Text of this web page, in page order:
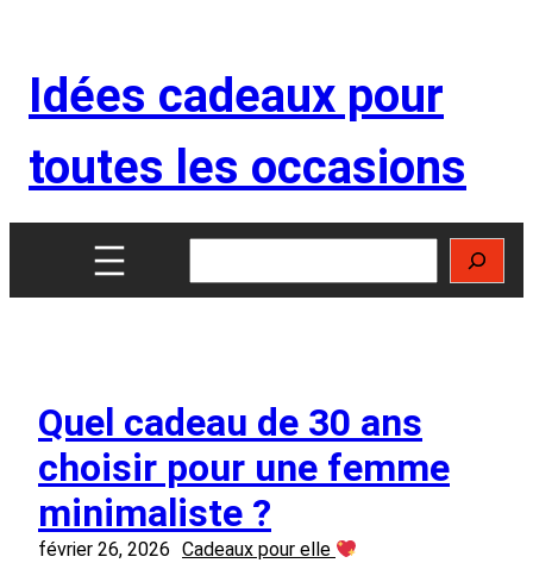
contenu
Idées cadeaux pour
toutes les occasions
Quel cadeau de 30 ans
choisir pour une femme
minimaliste ?
février 26, 2026 Cadeaux pour elle